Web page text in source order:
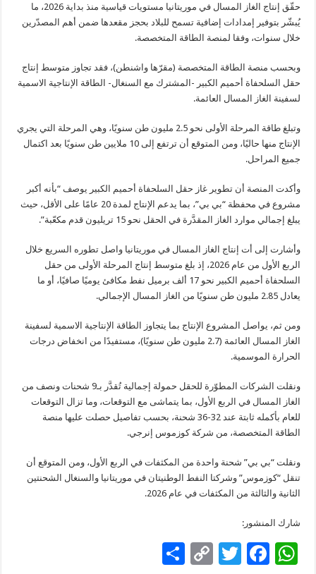
at
sA
p
p
e
b
o
o
k
tt
er
p
y
Li
n
ar
e
حقّق إنتاج الغاز المسال في موريتانيا مستويات قياسية منذ بداية 2026، ما
يُبشّر بتوفير إمدادات إضافية تسمح للبلاد بحجز مقعدها ضمن أهم المصدّرين
خلال سنوات، وفقا لمنصة الطاقة المتخصصة.
وبحسب منصة الطاقة المتخصصة (مقرّها واشنطن)، فقد تجاوز متوسط إنتاج
حقل السلحفاة أحميم الكبير -المشترك مع السنغال- الطاقة الإنتاجية الاسمية
لسفينة الغاز المسال العائمة.
وتبلغ طاقة المرحلة الأولى نحو 2.5 مليون طن سنويًا، وهي المرحلة التي يجري
الإنتاج منها حاليًا، ومن المتوقع أن ترتفع إلى 10 ملايين طن سنويًا بعد اكتمال
جميع المراحل.
وأكدت المنصة أن تطوير غاز حقل السلحفاة أحميم الكبير يوصف “بأنه أكبر
مشروع في محفظة “بي بي”، بما يدعم الإنتاج لمدة 20 عامًا على الأقل، حيث
يبلغ إجمالي موارد الغاز المقدَّرة في الحقل نحو 15 تريليون قدم مكعّبة”.
وأشارت إلى أت إنتاج الغاز المسال في موريتانيا واصل تطوره السريع خلال
الربع الأول من عام 2026، إذ بلغ متوسط إنتاج المرحلة الأولى من حقل
السلحفاة أحميم الكبير نحو 17 ألف برميل نفط مكافئ يوميًا صافيًا، أو ما
يعادل 2.85 مليون طن سنويًا من الغاز المسال الإجمالي.
ومن ثم، يواصل المشروع الإنتاج بما يتجاوز الطاقة الإنتاجية الاسمية لسفينة
الغاز المسال العائمة (2.7 مليون طن سنويًا)، مستفيدًا من انخفاض درجات
الحرارة الموسمية.
ونقلت الشركات المطوّرة للحقل حمولة إجمالية تُقدَّر بـ9 شحنات ونصف من
الغاز المسال في الربع الأول، بما يتماشى مع التوقعات، وما تزال التوقعات
للعام بأكمله ثابتة عند 32-36 شحنة، بحسب تفاصيل حصلت عليها منصة
الطاقة المتخصصة، من شركة كوزموس إنرجي.
ونقلت “بي بي” شحنة واحدة من المكثفات في الربع الأول، ومن المتوقع أن
تنقل “كوزموس” وشركتا النفط الوطنيتان في موريتانيا والسنغال الشحنتين
الثانية والثالثة من المكثفات في عام 2026.
شارك المنشور:
W
F
T
C